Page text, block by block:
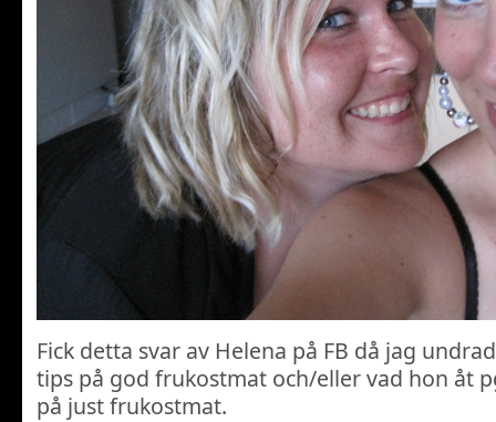
Fick detta svar av Helena på FB då jag
tips på god frukostmat och/eller vad hon åt
på just frukostmat.